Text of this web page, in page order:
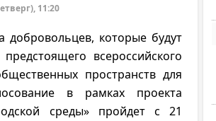
11:20
добровольцев, которые будут
всероссийского
пространств для
в рамках проекта
среды» пройдет с 21